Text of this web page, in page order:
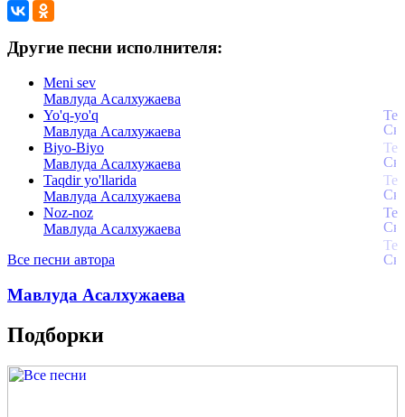
Другие песни исполнителя:
Meni sev
Мавлуда Асалхужаева
Yo'q-yo'q
Мавлуда Асалхужаева
Biyo-Biyo
Мавлуда Асалхужаева
Taqdir yo'llarida
Мавлуда Асалхужаева
Noz-noz
Мавлуда Асалхужаева
Все песни автора
Мавлуда Асалхужаева
Подборки